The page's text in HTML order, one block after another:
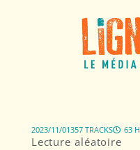
Lecture aléatoire
2023/11/01357 TRACKS 63